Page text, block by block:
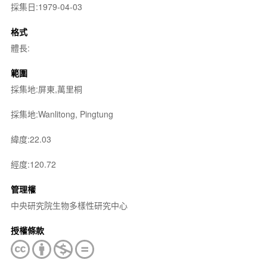
採集日:1979-04-03
格式
體長:
範圍
採集地:屏東,萬里桐
採集地:Wanlitong, Pingtung
緯度:22.03
經度:120.72
管理權
中央研究院生物多樣性研究中心
授權條款